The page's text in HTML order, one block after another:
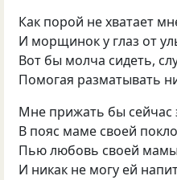
Как порой не хватает
И морщинок у глаз от
Вот бы молча сидеть,
Помогая разматывать
Мне прижать бы сейчас
В пояс маме своей
Пью любовь своей
И никак не могу ей